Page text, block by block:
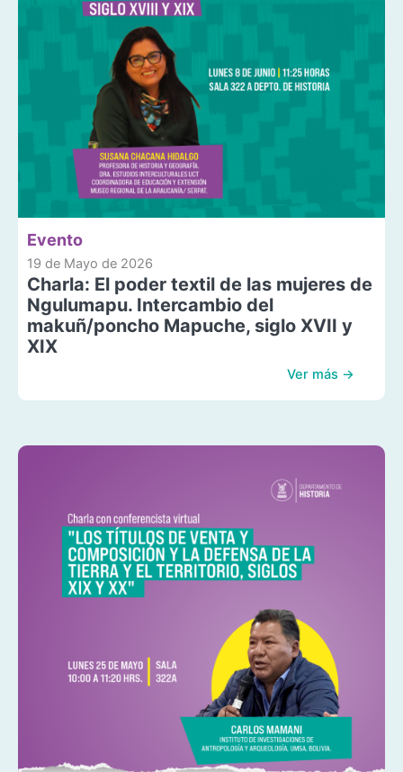
Evento
19 de Mayo de 2026
Charla: El poder textil de las mujeres de
Ngulumapu. Intercambio del
makuñ/poncho Mapuche, siglo XVII y
XIX
Ver más →